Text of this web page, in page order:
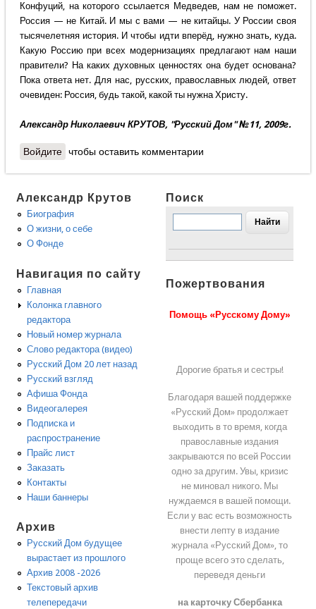
Конфуций, на которого ссылается Медведев, нам не поможет.
Россия — не Китай. И мы с вами — не китайцы. У России своя
тысячелетняя история. И чтобы идти вперёд, нужно знать, куда.
Какую Россию при всех модернизациях предлагают нам наши
правители? На каких духовных ценностях она будет основана?
Пока ответа нет. Для нас, русских, православных людей, ответ
очевиден: Россия, будь такой, какой ты нужна Христу.
Александр Николаевич КРУТОВ, "Русский Дом" №11, 2009г.
Войдите чтобы оставить комментарии
Александр Крутов
Биография
О жизни, о себе
О Фонде
Навигация по сайту
Главная
Колонка главного
редактора
Новый номер журнала
Слово редактора (видео)
Русский Дом 20 лет назад
Русский взгляд
Афиша Фонда
Видеогалерея
Подписка и
распространение
Прайс лист
Заказать
Контакты
Наши баннеры
Архив
Русский Дом будущее
вырастает из прошлого
Архив 2008 -2026
Текстовый архив
телепередачи
Поиск
Пожертвования
Помощь «Русскому Дому»
Дорогие братья и сестры!
Благодаря вашей поддержке
«Русский Дом» продолжает
выходить в то время, когда
православные издания
закрываются по всей России
одно за другим. Увы, кризис
не миновал никого. Мы
нуждаемся в вашей помощи.
Если у вас есть возможность
внести лепту в издание
журнала «Русский Дом», то
проще всего это сделать,
переведя деньги
на карточку Сбербанка